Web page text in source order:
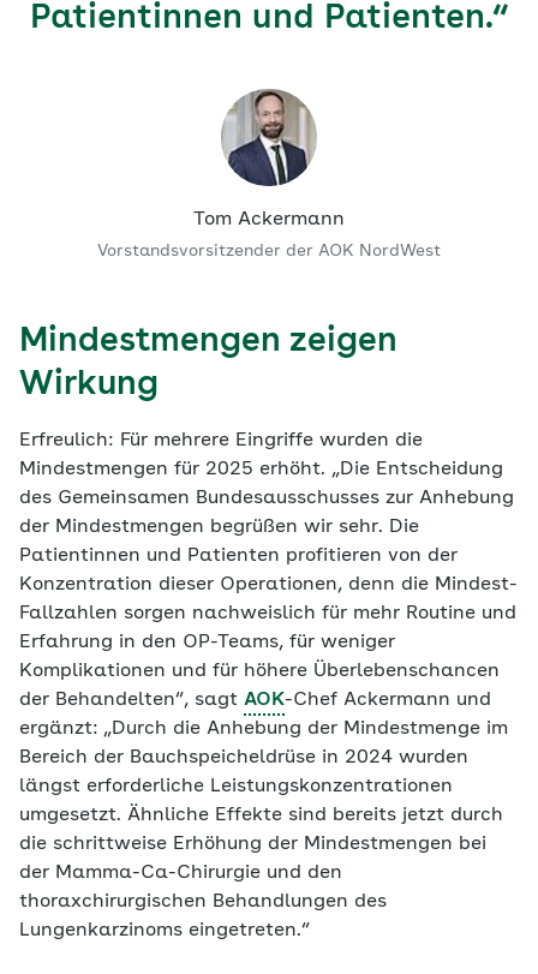
Patientinnen und Patienten.“
Tom Ackermann
Vorstandsvorsitzender der AOK NordWest
Mindestmengen zeigen
Wirkung
Erfreulich: Für mehrere Eingriffe wurden die
Mindestmengen für 2025 erhöht. „Die Entscheidung
des Gemeinsamen Bundesausschusses zur Anhebung
der Mindestmengen begrüßen wir sehr. Die
Patientinnen und Patienten profitieren von der
Konzentration dieser Operationen, denn die Mindest-
Fallzahlen sorgen nachweislich für mehr Routine und
Erfahrung in den OP-Teams, für weniger
Komplikationen und für höhere Überlebenschancen
der Behandelten“, sagt AOK-Chef Ackermann und
ergänzt: „Durch die Anhebung der Mindestmenge im
Bereich der Bauchspeicheldrüse in 2024 wurden
längst erforderliche Leistungskonzentrationen
umgesetzt. Ähnliche Effekte sind bereits jetzt durch
die schrittweise Erhöhung der Mindestmengen bei
der Mamma-Ca-Chirurgie und den
thoraxchirurgischen Behandlungen des
Lungenkarzinoms eingetreten.“